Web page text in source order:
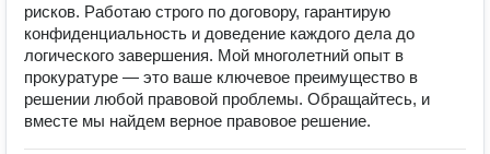
рисков. Работаю строго по договору, гарантирую
конфиденциальность и доведение каждого дела до
логического завершения. Мой многолетний опыт в
прокуратуре — это ваше ключевое преимущество в
решении любой правовой проблемы. Обращайтесь, и
вместе мы найдем верное правовое решение.